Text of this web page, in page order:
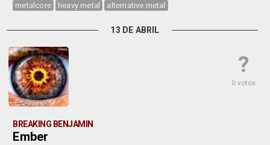
metalcore heavy metal alternative metal
13 DE ABRIL
?
0 votos
BREAKING BENJAMIN
Ember